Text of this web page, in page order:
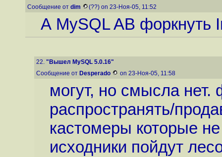
Сообщение от dim (??) on 23-Ноя-05, 11:52
А MySQL AB форкнуть
22. "Вышел MySQL 5.0.16"
Сообщение от Desperado on 23-Ноя-05, 11:58
могут, но смысла нет.
распространять/
кастомеры которые
исходники пойдут